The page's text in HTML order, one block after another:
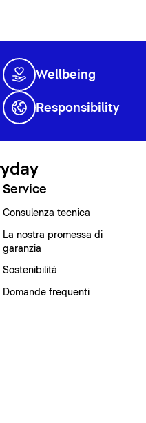
Wellbeing
Responsibility
Service
Consulenza tecnica
La nostra promessa di
garanzia
Sostenibilità
Domande frequenti